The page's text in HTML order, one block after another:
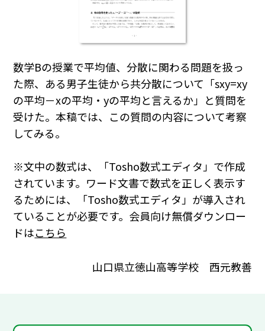
数学Bの授業で平均値、分散に関わる問題を扱っ
た際、ある男子生徒から共分散について「sxy=xy
の平均－xの平均・yの平均と言えるか」と質問を
受けた。本稿では、この質問の内容について考察
してみる。
※文中の数式は、「Tosho数式エディタ」で作成
されています。ワード文書で数式を正しく表示す
るためには、「Tosho数式エディタ」が導入され
ていることが必要です。会員向け無償ダウンロー
ドはこちら
山口県立徳山高等学校 西元教善